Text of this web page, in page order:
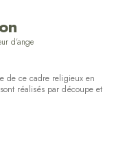
d'ange
de ce cadre religieux en
réalisés par découpe et